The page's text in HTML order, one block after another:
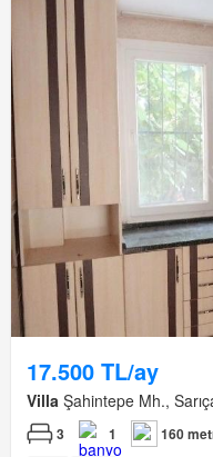
17.500 TL/ay
Villa Şahintepe Mh.,
3 1 160